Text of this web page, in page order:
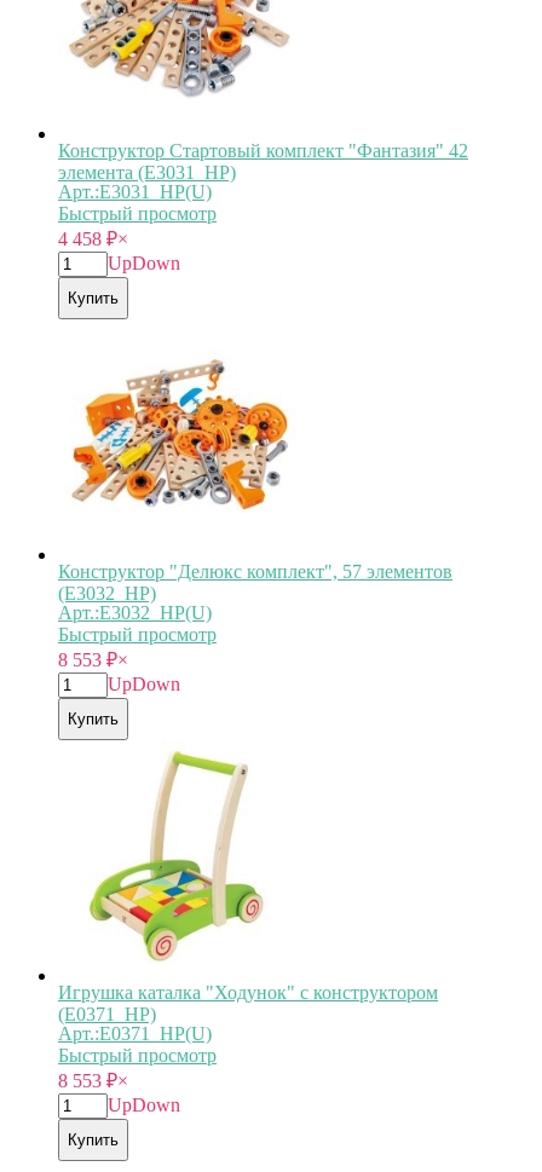
Конструктор Стартовый комплект "Фантазия" 42
элемента (E3031_HP)
Арт.:E3031_HP(U)
Быстрый просмотр
4 458 ₽×
UpDown
Купить
Конструктор "Делюкс комплект", 57 элементов
(E3032_HP)
Арт.:E3032_HP(U)
Быстрый просмотр
8 553 ₽×
UpDown
Купить
Игрушка каталка "Ходунок" с конструктором
(E0371_HP)
Арт.:E0371_HP(U)
Быстрый просмотр
8 553 ₽×
UpDown
Купить